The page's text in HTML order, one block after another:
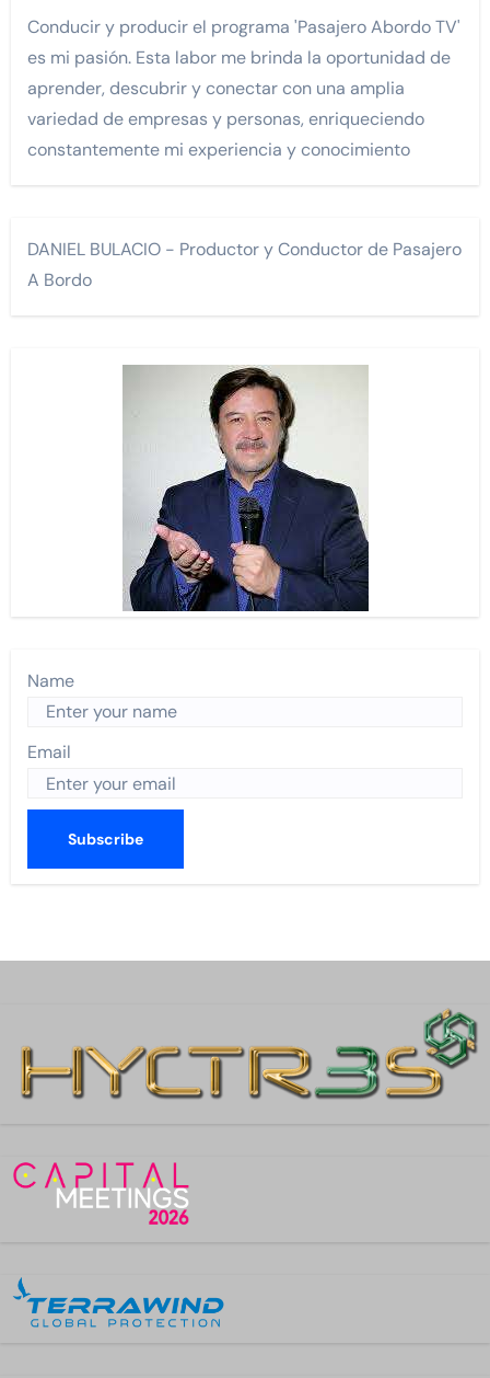
Conducir y producir el programa 'Pasajero Abordo TV'
es mi pasión. Esta labor me brinda la oportunidad de
aprender, descubrir y conectar con una amplia
variedad de empresas y personas, enriqueciendo
constantemente mi experiencia y conocimiento
DANIEL BULACIO - Productor y Conductor de Pasajero
A Bordo
Name
Email